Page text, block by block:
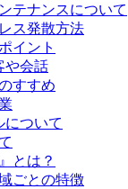
テナンスについて
ス発散方法
イント
や会話
すすめ
について
とは？
ごとの特徴